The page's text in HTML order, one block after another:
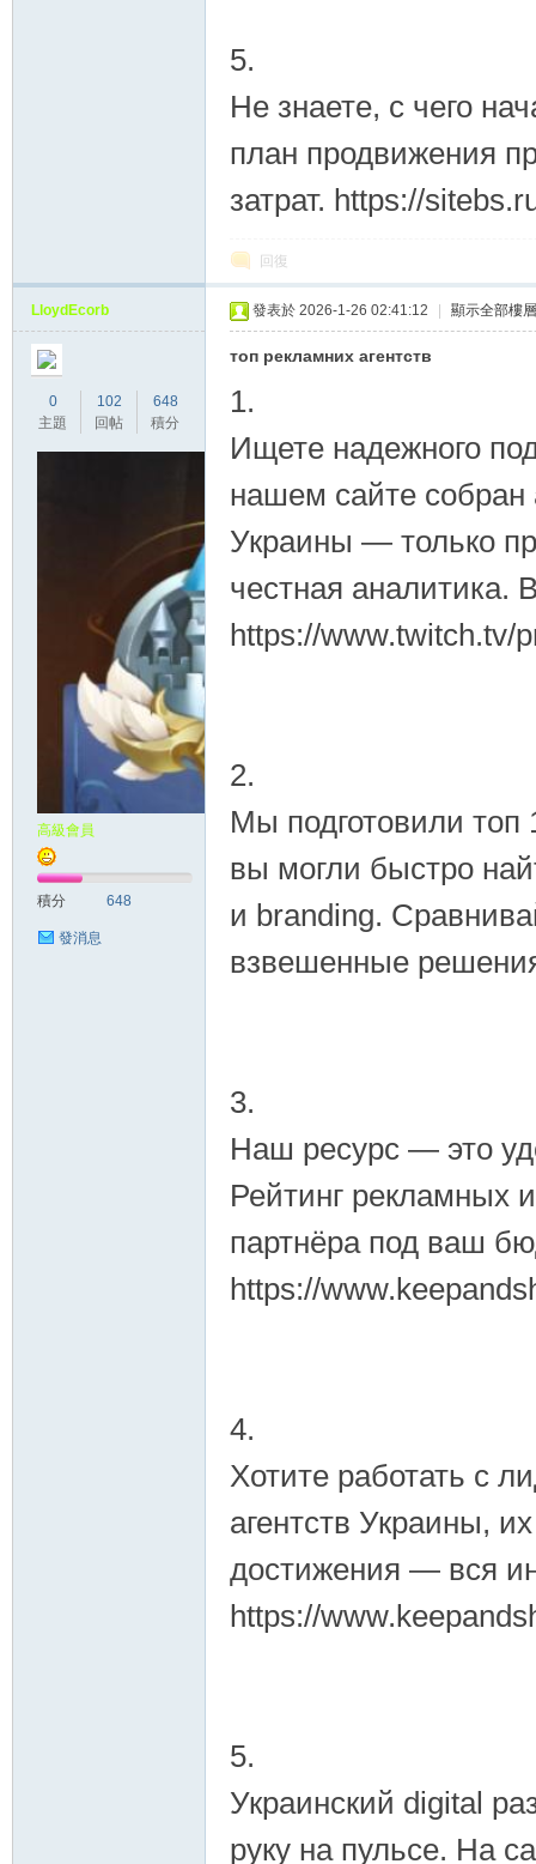
5.
Не знаете, с чего
план продвижения
затрат. https://
回復
LloydEcorb
0
主題
102
回帖
648
積分
高級會員
積分 648
發消息
發表於 2026-1-26 02:41:12 顯示全部樓層
топ рекламних агентств
1.
Ищете надежного
нашем сайте собран
Украины — только
честная
https://www.twitch.tv/
2.
Мы подготовили топ
вы могли быстро
и branding.
взвешенные
3.
Наш ресурс — это
Рейтинг рекламных
партнёра под ваш
https://
4.
Хотите работать с
агентств Украины,
достижения — вся
https://
5.
Украинский digital
руку на пульсе. На